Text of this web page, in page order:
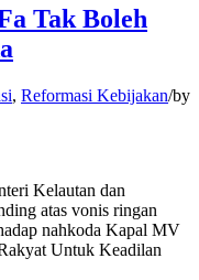
Tak Boleh
, Reformasi Kebijakan/by
Kelautan dan
atas vonis ringan
nahkoda Kapal MV
Untuk Keadilan